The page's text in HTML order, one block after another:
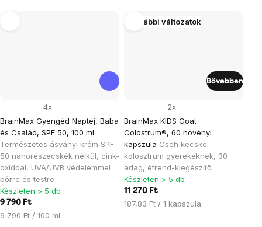
BrainMax Gyengéd Naptej, Baba
és Család, SPF 50, 100 ml
Természetes ásványi krém SPF
50 nanorészecskék nélkül, cink-
oxiddal, UVA/UVB védelemmel
bőrre és testre
4x
Készleten > 5 db
9 790 Ft
Egységár:
9 790 Ft / 100 ml
További változatok
BrainMax KIDS Goat
Colostrum®, 60 növényi
kapszula Cseh kecske
kolosztrum gyerekeknek, 30
adag, étrend-kiegészítő
2x
Készleten > 5 db
11 270 Ft
Egységár:
187,83 Ft / 1 kapszula
Bővebben